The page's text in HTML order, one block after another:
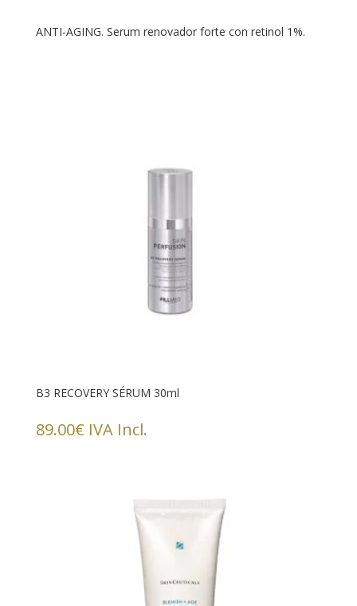
ANTI-AGING. Serum renovador forte con retinol 1%.
B3 RECOVERY SÉRUM 30ml
89.00€ IVA Incl.